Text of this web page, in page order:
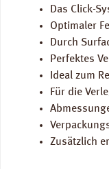
Das Click-
Optimaler
Durch
Perfektes
Ideal zum
Für die
Zusätzlich